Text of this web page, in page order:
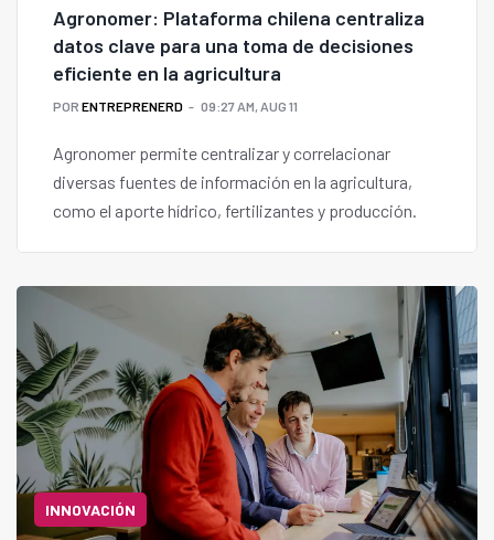
Agronomer: Plataforma chilena centraliza
datos clave para una toma de decisiones
eficiente en la agricultura
POR ENTREPRENERD 09:27 AM, AUG 11
Agronomer permite centralizar y correlacionar
diversas fuentes de información en la agricultura,
como el aporte hídrico, fertilizantes y producción.
INNOVACIÓN